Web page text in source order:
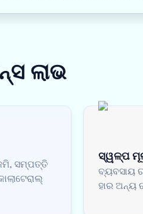
ଲାଭ
ସମ୍ପତ୍ତି
ସ୍ୱଳ୍ପ
ବ୍ୟବସାୟ
ହାର ଅନ୍ୟ